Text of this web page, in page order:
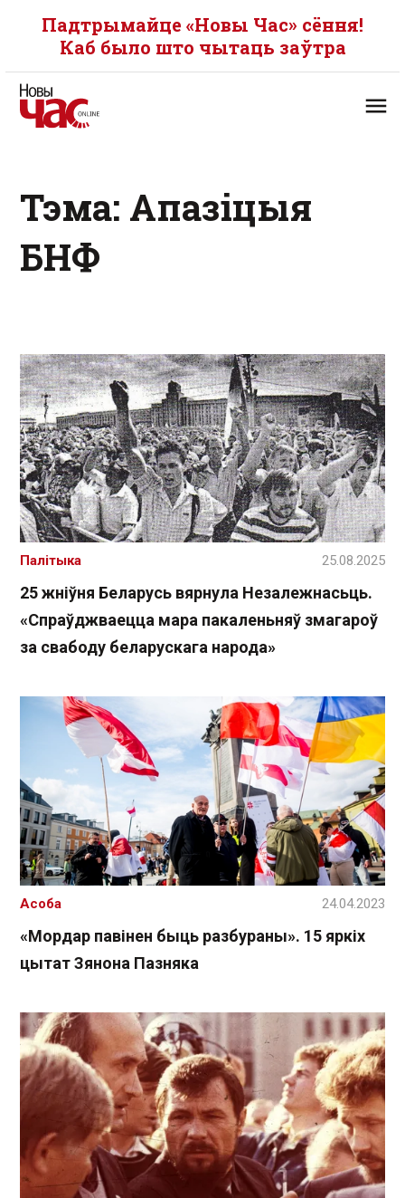
Падтрымайце «Новы Час» сёння!
Каб было што чытаць заўтра
Тэма: Апазіцыя
БНФ
25 жніўня Беларусь вярнула Незалежнасьць.
«Спраўджваецца мара пакаленьняў змагароў
за свабоду беларускага народа»
Палітыка 25.08.2025
«Мордар павінен быць разбураны». 15 яркіх
цытат Зянона Пазняка
Асоба 24.04.2023